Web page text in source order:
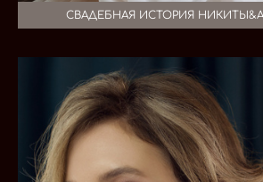
СВАДЕБНАЯ ИСТОРИЯ